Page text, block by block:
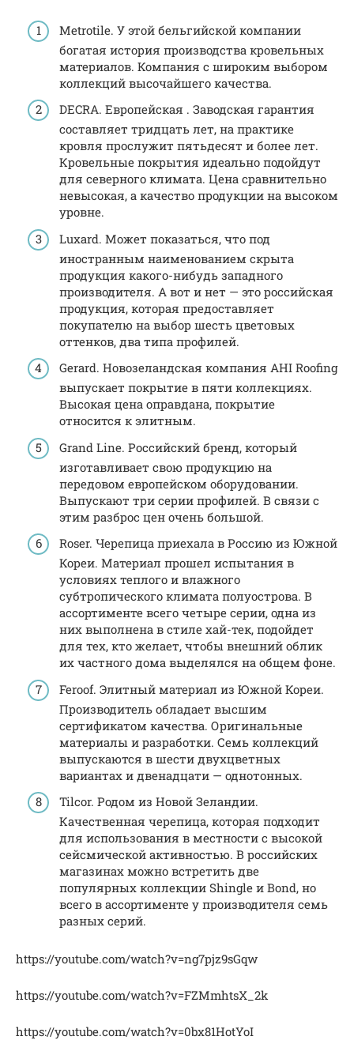
Metrotile. У этой бельгийской компании
богатая история производства кровельных
материалов. Компания с широким выбором
коллекций высочайшего качества.
DECRA. Европейская . Заводская гарантия
составляет тридцать лет, на практике
кровля прослужит пятьдесят и более лет.
Кровельные покрытия идеально подойдут
для северного климата. Цена сравнительно
невысокая, а качество продукции на высоком
уровне.
Luxard. Может показаться, что под
иностранным наименованием скрыта
продукция какого-нибудь западного
производителя. А вот и нет — это российская
продукция, которая предоставляет
покупателю на выбор шесть цветовых
оттенков, два типа профилей.
Gerard. Новозеландская компания AHI Roofing
выпускает покрытие в пяти коллекциях.
Высокая цена оправдана, покрытие
относится к элитным.
Grand Line. Российский бренд, который
изготавливает свою продукцию на
передовом европейском оборудовании.
Выпускают три серии профилей. В связи с
этим разброс цен очень большой.
Roser. Черепица приехала в Россию из Южной
Кореи. Материал прошел испытания в
условиях теплого и влажного
субтропического климата полуострова. В
ассортименте всего четыре серии, одна из
них выполнена в стиле хай-тек, подойдет
для тех, кто желает, чтобы внешний облик
их частного дома выделялся на общем фоне.
Feroof. Элитный материал из Южной Кореи.
Производитель обладает высшим
сертификатом качества. Оригинальные
материалы и разработки. Семь коллекций
выпускаются в шести двухцветных
вариантах и двенадцати — однотонных.
Tilcor. Родом из Новой Зеландии.
Качественная черепица, которая подходит
для использования в местности с высокой
сейсмической активностью. В российских
магазинах можно встретить две
популярных коллекции Shingle и Bond, но
всего в ассортименте у производителя семь
разных серий.
https://youtube.com/watch?v=ng7pjz9sGqw
https://youtube.com/watch?v=FZMmhtsX_2k
https://youtube.com/watch?v=0bx81HotYoI